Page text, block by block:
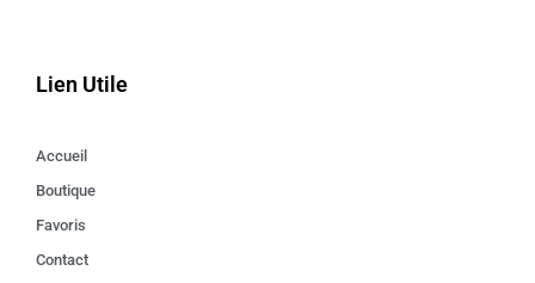
Lien Utile
Accueil
Boutique
Favoris
Contact